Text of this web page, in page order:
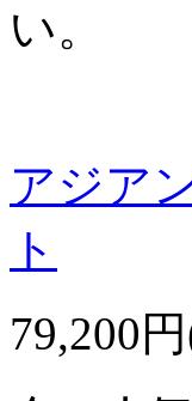
い。
アジア
ト
79,200